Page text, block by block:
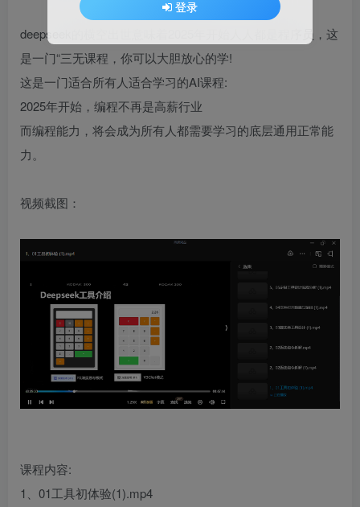
deepseek的横空出世意味着2025年开始人人都是程序员，这
是一门“三无课程，你可以大胆放心的学!
这是一门适合所有人适合学习的AI课程:
2025年开始，编程不再是高薪行业
而编程能力，将会成为所有人都需要学习的底层通用正常能
力。
视频截图：
课程内容:
1、01工具初体验(1).mp4
登录